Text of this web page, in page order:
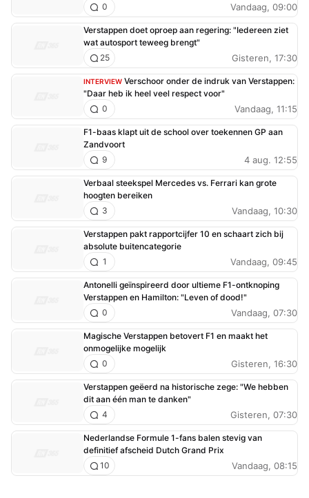
Vandaag, 09:00
0
Verstappen doet oproep aan regering: "Iedereen ziet
wat autosport teweeg brengt"
Gisteren, 17:30
25
INTERVIEW Verschoor onder de indruk van Verstappen:
"Daar heb ik heel veel respect voor"
Vandaag, 11:15
0
F1-baas klapt uit de school over toekennen GP aan
Zandvoort
4 aug. 12:55
9
Verbaal steekspel Mercedes vs. Ferrari kan grote
hoogten bereiken
Vandaag, 10:30
3
Verstappen pakt rapportcijfer 10 en schaart zich bij
absolute buitencategorie
Vandaag, 09:45
1
Antonelli geïnspireerd door ultieme F1-ontknoping
Verstappen en Hamilton: "Leven of dood!"
Vandaag, 07:30
0
Magische Verstappen betovert F1 en maakt het
onmogelijke mogelijk
Gisteren, 16:30
0
Verstappen geëerd na historische zege: "We hebben
dit aan één man te danken"
Gisteren, 07:30
4
Nederlandse Formule 1-fans balen stevig van
definitief afscheid Dutch Grand Prix
Vandaag, 08:15
10